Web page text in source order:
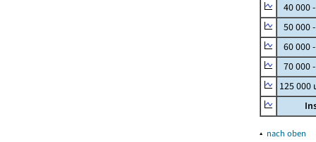
40 000
50 000
60 000
70 000
125
▴ nach oben